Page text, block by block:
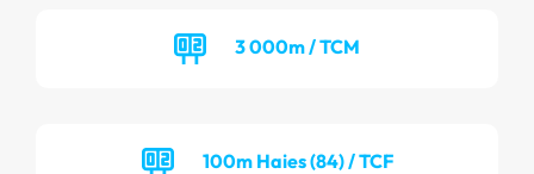
3 000m / TCM
100m Haies (84) / TCF